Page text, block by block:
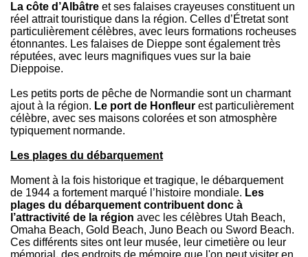
La côte d’Albâtre et ses falaises crayeuses constituent un
réel attrait touristique dans la région. Celles d’Étretat sont
particulièrement célèbres, avec leurs formations rocheuses
étonnantes. Les falaises de Dieppe sont également très
réputées, avec leurs magnifiques vues sur la baie
Dieppoise.
Les petits ports de pêche de Normandie sont un charmant
ajout à la région. Le port de Honfleur est particulièrement
célèbre, avec ses maisons colorées et son atmosphère
typiquement normande.
Les plages du débarquement
Moment à la fois historique et tragique, le débarquement
de 1944 a fortement marqué l’histoire mondiale. Les
plages du débarquement contribuent donc à
l’attractivité de la région avec les célèbres Utah Beach,
Omaha Beach, Gold Beach, Juno Beach ou Sword Beach.
Ces différents sites ont leur musée, leur cimetière ou leur
mémorial, des endroits de mémoire que l'on peut visiter en